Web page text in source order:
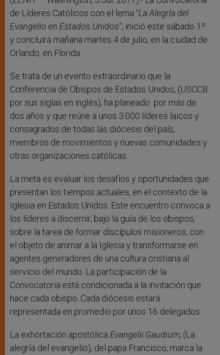
de Líderes Católicos con el lema “La Alegría del
Evangelio en Estados Unidos”, inició este sábado 1º
y concluirá mañana martes 4 de julio, en la ciudad de
Orlando, en Florida.
Se trata de un evento extraordinario que la
Conferencia de Obispos de Estados Unidos, (USCCB
por sus siglas en inglés), ha planeado por más de
dos años y que reúne a unos 3.000 líderes laicos y
consagrados de todas las diócesis del país,
miembros de movimientos y nuevas comunidades y
otras organizaciones católicas.
La meta es evaluar los desafíos y oportunidades que
presentan los tiempos actuales, en el contexto de la
Iglesia en Estados Unidos. Este encuentro convoca a
los líderes a discernir, bajo la guía de los obispos,
sobre la tarea de formar discípulos misioneros, con
el objeto de animar a la Iglesia y transformarse en
agentes generadores de una cultura cristiana al
servicio del mundo. La participación de la
Convocatoria está condicionada a la invitación que
hace cada obispo. Cada diócesis estará
representada en promedio por unos 16 delegados.
La exhortación apostólica Evangelii Gaudium, (La
alegría del evangelio), del papa Francisco, marca la